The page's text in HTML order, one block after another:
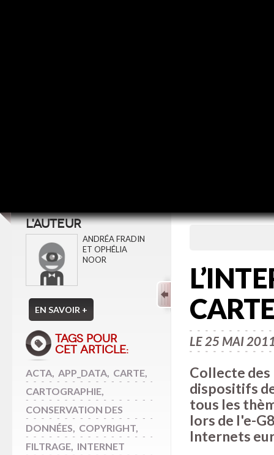
LE 25 MAI
Collecte
dispositifs
tous les
lors de l'e-
Internets
L'AUTEUR
ANDRÉA FRADIN
ET OPHÉLIA
NOOR
EN SAVOIR +
TAGS POUR
CET ARTICLE:
ACTA APP_DATA CARTE
CARTOGRAPHIE
CONSERVATION DES
DONNÉES
COPYRIGHT
FILTRAGE INTERNET